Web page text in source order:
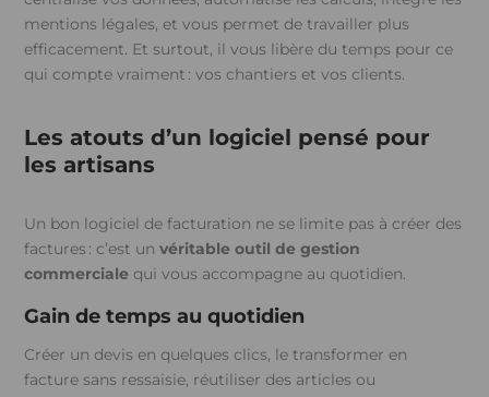
mentions légales, et vous permet de travailler plus
efficacement. Et surtout, il vous libère du temps pour ce
qui compte vraiment : vos chantiers et vos clients.
Les atouts d’un logiciel pensé pour
les artisans
Un bon logiciel de facturation ne se limite pas à créer des
factures : c’est unvéritable outil de gestion
commerciale qui vous accompagne au quotidien.
Gain de temps au quotidien
Créer un devis en quelques clics, le transformer en
facture sans ressaisie, réutiliser des articles ou